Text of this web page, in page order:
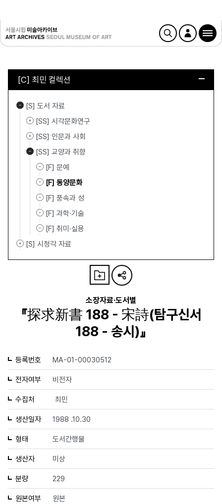
[C] 최민 컬렉션
[S] 도서 자료
[SS] 시각문화연구
[SS] 인문과 사회
[SS] 교양과 취향
[F] 문예
[F] 동양문화
[F] 풍속과 성
[F] 과학·기술
[F] 취미·실용
[S] 시청각 자료
소장자료·도서별
『探求新書 188 - 宋詩(탐구신서
188 - 송시)』
등록번호 MA-01-00030512
전자여부 비전자
수집처 최민
생산일자 1988 .10.30
형태 도서간행물
생산자 미상
분량 229
원본여부 원본